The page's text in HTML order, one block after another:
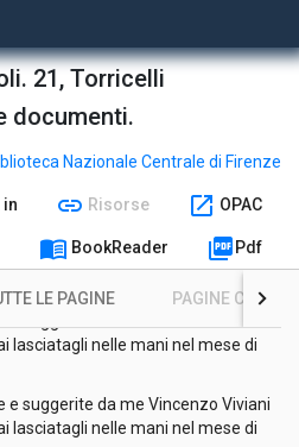
21, Torricelli
documenti.
Nazionale Centrale di Firenze
in link Risorse open_in_new OPAC
menu_book BookReader picture_as_pdf Pdf
LE PAGINE PAGINE CON
Giovanni Battista Clemente, 8
suggerite da me Vincenzo Viviani
lasciatagli nelle mani nel mese di
e suggerite da me Vincenzo Viviani
lasciatagli nelle mani nel mese di